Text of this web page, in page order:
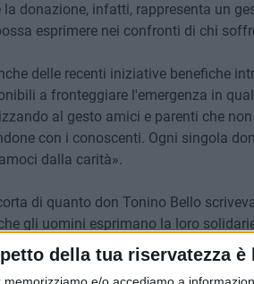
della tua riservatezza
memorizziamo e/o accediamo a
donazione, infatti, rappresenta un
esprimere nei confronti di chi
delle recenti iniziative benefiche
a fronteggiare l'emergenza in
al gesto amici e parenti che
con i conoscenti. Ogni singola
dalla carità».
di quanto don Tonino Bello
gli uomini esprimano la loro
gesto che vale una consacrazione, è
donazione davvero vale un altare; la